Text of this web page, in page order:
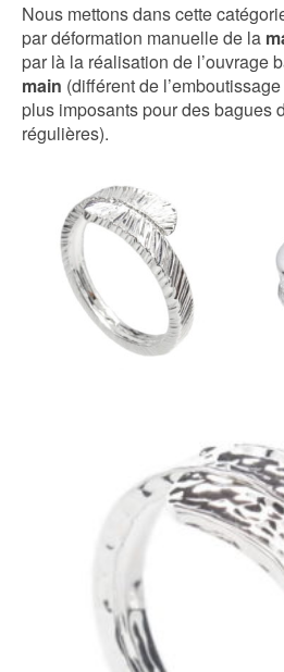
Nous mettons dans cette
par déformation manuelle de la
par là la réalisation de l’ouvrage
main (différent de
plus imposants pour des bagues
régulières).